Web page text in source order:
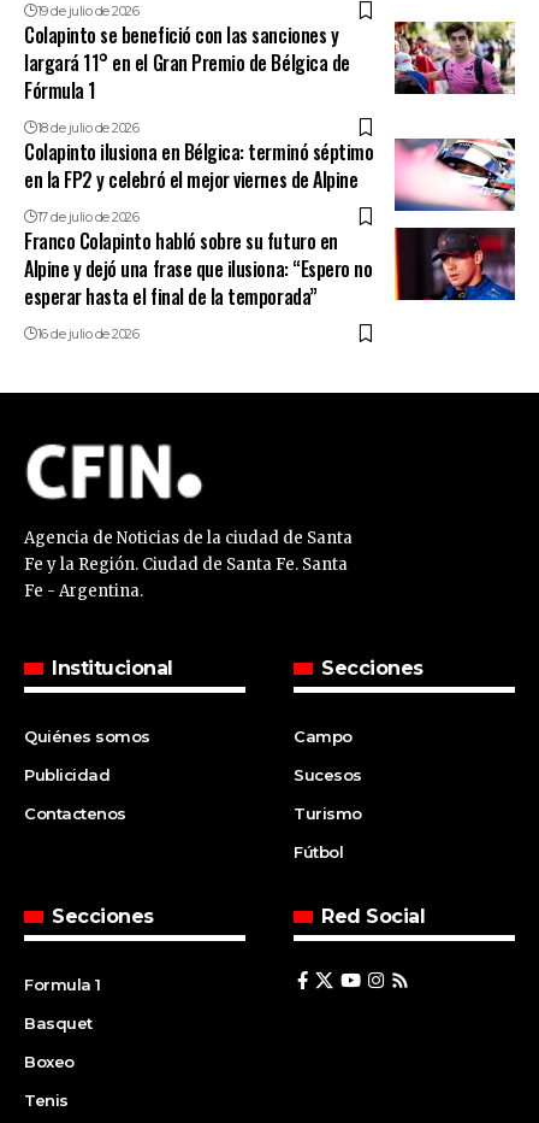
19 de julio de 2026
Colapinto se benefició con las sanciones y
largará 11° en el Gran Premio de Bélgica de
Fórmula 1
18 de julio de 2026
Colapinto ilusiona en Bélgica: terminó séptimo
en la FP2 y celebró el mejor viernes de Alpine
17 de julio de 2026
Franco Colapinto habló sobre su futuro en
Alpine y dejó una frase que ilusiona: “Espero no
esperar hasta el final de la temporada”
16 de julio de 2026
Agencia de Noticias de la ciudad de Santa
Fe y la Región. Ciudad de Santa Fe. Santa
Fe - Argentina.
Institucional
Quiénes somos
Publicidad
Contactenos
Secciones
Campo
Sucesos
Turismo
Fútbol
Secciones
Formula 1
Basquet
Boxeo
Tenis
Red Social